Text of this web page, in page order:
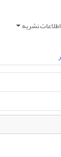
اطلاعات نشریه